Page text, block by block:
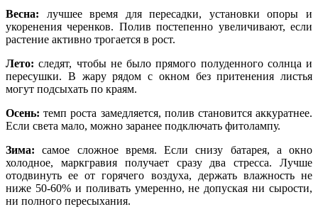
Весна: лучшее время для пересадки, установки опоры и
укоренения черенков. Полив постепенно увеличивают, если
растение активно трогается в рост.
Лето: следят, чтобы не было прямого полуденного солнца и
пересушки. В жару рядом с окном без притенения листья
могут подсыхать по краям.
Осень: темп роста замедляется, полив становится аккуратнее.
Если света мало, можно заранее подключать фитолампу.
Зима: самое сложное время. Если снизу батарея, а окно
холодное, маркгравия получает сразу два стресса. Лучше
отодвинуть ее от горячего воздуха, держать влажность не
ниже 50-60% и поливать умеренно, не допуская ни сырости,
ни полного пересыхания.